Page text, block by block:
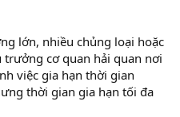
lớn, nhiều chủng loại hoặc
cơ quan hải quan nơi
việc gia hạn thời gian
thời gian gia hạn tối đa